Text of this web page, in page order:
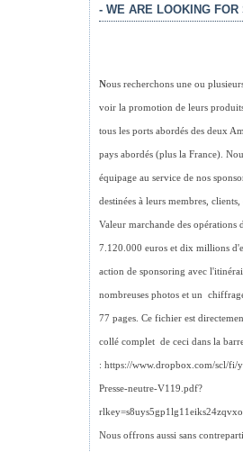
- WE ARE LOOKING FOR
Nous recherchons une ou
voir la promotion de leurs
tous les ports abordés des deux
pays abordés (plus la France).
équipage au service de nos
destinées à leurs membres,
Valeur marchande des opérations
7.120.000 euros et dix millions
action de sponsoring avec
nombreuses photos et un
77 pages. Ce fichier est
collé complet de ceci dans la
: https://www.dropbox.com/scl/fi/
Presse-neutre-V119.pdf?
Nous offrons aussi sans